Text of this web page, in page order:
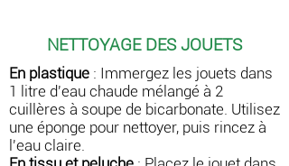
NETTOYAGE DES JOUETS
En plastique : Immergez les jouets dans
1 litre d'eau chaude mélangé à 2
cuillères à soupe de bicarbonate. Utilisez
une éponge pour nettoyer, puis rincez à
l'eau claire.